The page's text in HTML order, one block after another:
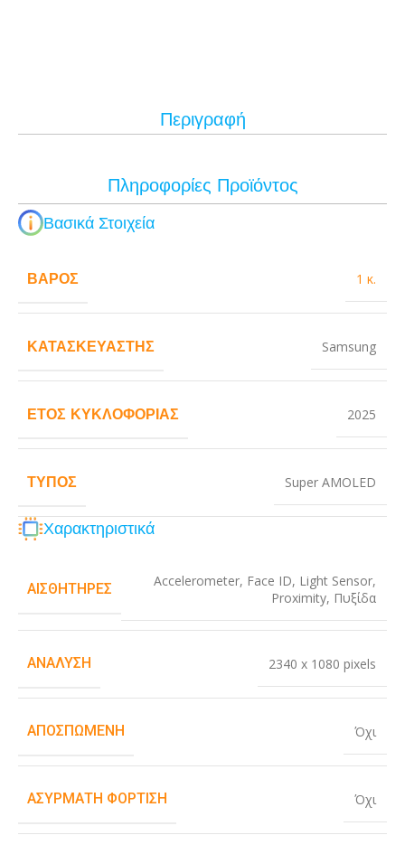
Περιγραφή
Πληροφορίες Προϊόντος
Βασικά Στοιχεία
ΒΆΡΟΣ 1 κ.
ΚΑΤΑΣΚΕΥΑΣΤΉΣ Samsung
ΈΤΟΣ ΚΥΚΛΟΦΟΡΊΑΣ 2025
ΤΎΠΟΣ Super AMOLED
Χαρακτηριστικά
ΑΙΣΘΗΤΉΡΕΣ Accelerometer, Face ID, Light Sensor,
Proximity, Πυξίδα
ΑΝΆΛΥΣΗ 2340 x 1080 pixels
ΑΠΟΣΠΏΜΕΝΗ Όχι
ΑΣΎΡΜΑΤΗ ΦΌΡΤΙΣΗ Όχι